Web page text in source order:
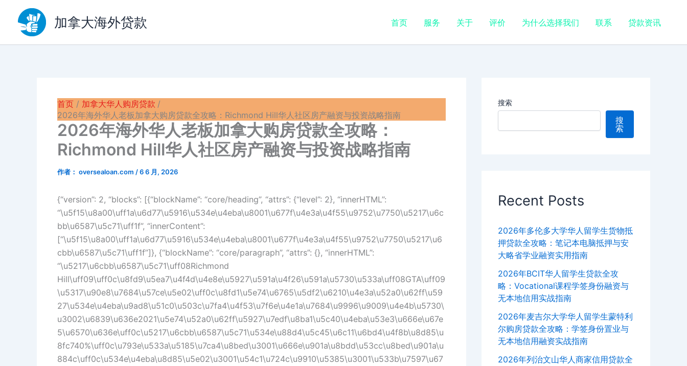
容
加拿大海外贷款 首页 服务 关于 评价 为什么选择我们 联系 贷款资讯
首页
加拿大华人购房贷款
2026年海外华人老板加拿大购房贷款全攻略：Richmond Hill华人社区房产融资与投资战略指南
2026年海外华人老板加拿大购房贷款全攻略：
Richmond Hill华人社区房产融资与投资战略指南
作者： oversealoan.com /6 6 月, 2026
{“version”: 2, “blocks”: [{“blockName”: “core/heading”, “attrs”: {“level”: 2}, “innerHTML”:
“\u5f15\u8a00\uff1a\u6d77\u5916\u534e\u4eba\u8001\u677f\u4e3a\u4f55\u9752\u7750\u5217\u6c
bb\u6587\u5c71\uff1f”, “innerContent”:
[“\u5f15\u8a00\uff1a\u6d77\u5916\u534e\u4eba\u8001\u677f\u4e3a\u4f55\u9752\u7750\u5217\u6
cbb\u6587\u5c71\uff1f”]}, {“blockName”: “core/paragraph”, “attrs”: {}, “innerHTML”:
“\u5217\u6cbb\u6587\u5c71\uff08Richmond
Hill\uff09\uff0c\u8fd9\u5ea7\u4f4d\u4e8e\u5927\u591a\u4f26\u591a\u5730\u533a\uff08GTA\uff09
\u5317\u90e8\u7684\u57ce\u5e02\uff0c\u8fd1\u5e74\u6765\u5df2\u6210\u4e3a\u52a0\u62ff\u59
27\u534e\u4eba\u9ad8\u51c0\u503c\u7fa4\u4f53\u7f6e\u4e1a\u7684\u9996\u9009\u4e4b\u5730\
u3002\u6839\u636e2021\u5e74\u52a0\u62ff\u5927\u7edf\u8ba1\u5c40\u4eba\u53e3\u666e\u67e
5\u6570\u636e\uff0c\u5217\u6cbb\u6587\u5c71\u534e\u88d4\u5c45\u6c11\u6bd4\u4f8b\u8d85\u
8fc740%\uff0c\u793e\u533a\u5185\u7ca4\u8bed\u3001\u666e\u901a\u8bdd\u53cc\u8bed\u901a\u
884c\uff0c\u534e\u4eba\u8d85\u5e02\u3001\u54c1\u724c\u9910\u5385\u3001\u533b\u7597\u67
搜索
搜
索
Recent Posts
2026年多伦多大学华人留学生货物抵
押贷款全攻略：笔记本电脑抵押与安
大略省学业融资实用指南
2026年BCIT华人留学生贷款全攻
略：Vocational课程学签身份融资与
无本地信用实战指南
2026年麦吉尔大学华人留学生蒙特利
尔购房贷款全攻略：学签身份置业与
无本地信用融资实战指南
2026年列治文山华人商家信用贷款全